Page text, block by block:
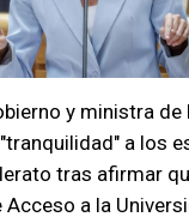
y ministra de
a los
tras afirmar
Acceso a la